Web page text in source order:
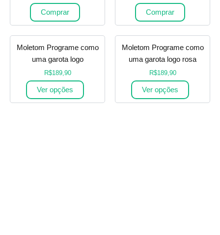
Comprar Comprar
Moletom Programe como
uma garota logo
R$189,90
Ver opções
Moletom Programe como
uma garota logo rosa
R$189,90
Ver opções